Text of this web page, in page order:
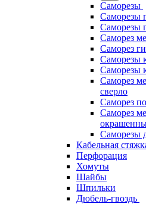
Саморезы
Саморезы
Саморезы
Саморез
Саморез
Саморезы
Саморезы
Саморез
сверло
Саморез
Саморез
Саморезы
Кабельная
Перфорация
Хомуты
Шайбы
Шпильки
Дюбель-гвоздь